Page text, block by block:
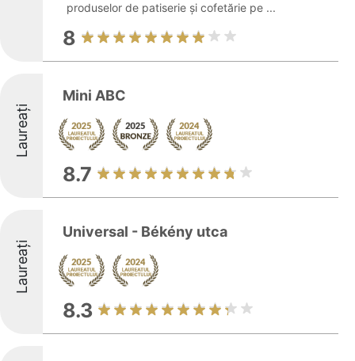
produselor de patiserie și cofetărie pe ...
8
Laureați
Mini ABC
8.7
Laureați
Universal - Békény utca
8.3